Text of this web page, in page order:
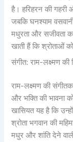
है। हरिहरन की गहरी
जबकि घनश्याम
मधुरता और सजीवता
खाती हैं कि श्रोताओं
संगीत: राम-लक्ष्मण की
राम-लक्ष्मण की
और भक्ति की भावना
खासियत यह है कि
श्रोता भगवान की
मधुर और शांति देने